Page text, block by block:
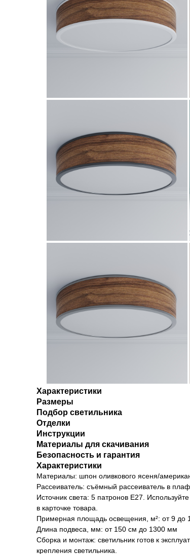
Характеристики
Размеры
Подбор светильника
Отделки
Инструкции
Материалы для скачивания
Безопасность и гарантия
Характеристики
Материалы: шпон оливкового ясеня/
Рассеиватель: съёмный рассеиватель в
Источник света: 5 патронов Е27.
в карточке товара.
Примерная площадь освещения, м²: от 9 до
Длина подвеса, мм: от 150 см до 1300 мм
Сборка и монтаж: светильник готов к
крепления светильника.